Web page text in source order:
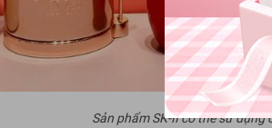
Sản phẩm SK-II có thể sử dụng